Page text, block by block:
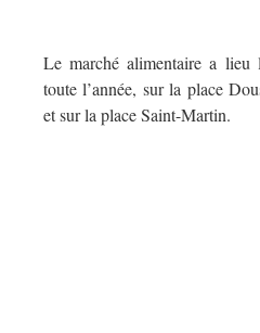
Le marché alimentaire a lieu
toute l’année, sur la place
et sur la place Saint-Martin.